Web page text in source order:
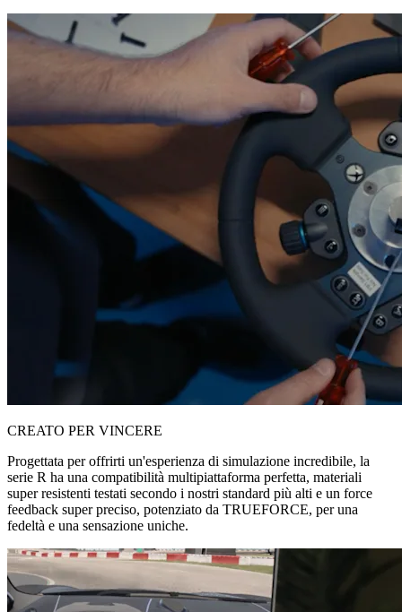
CREATO PER VINCERE
Progettata per offrirti un'esperienza di simulazione incredibile, la
serie R ha una compatibilità multipiattaforma perfetta, materiali
super resistenti testati secondo i nostri standard più alti e un force
feedback super preciso, potenziato da TRUEFORCE, per una
fedeltà e una sensazione uniche.